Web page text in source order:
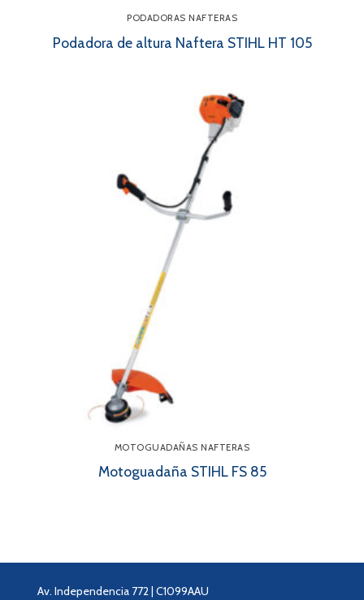
PODADORAS NAFTERAS
Podadora de altura Naftera STIHL HT 105
MOTOGUADAÑAS NAFTERAS
Motoguadaña STIHL FS 85
Av. Independencia 772 | C1099AAU